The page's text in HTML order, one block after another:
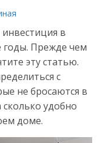
в
годы. Прежде чем
эту статью.
с
не бросаются в
удобно
доме.